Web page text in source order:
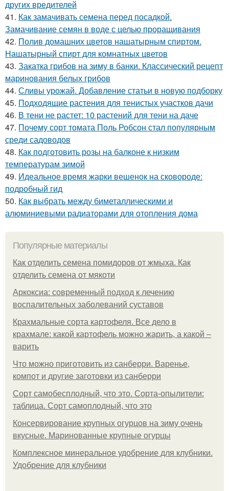
других вредителей
41. Как замачивать семена перед посадкой.
Замачивание семян в воде с целью проращивания
42. Полив домашних цветов нашатырным спиртом.
Нашатырный спирт для комнатных цветов
43. Закатка грибов на зиму в банки. Классический рецепт
маринования белых грибов
44. Сливы урожай. Добавление статьи в новую подборку
45. Подходящие растения для тенистых участков дачи
46. В тени не растет: 10 растений для тени на даче
47. Почему сорт томата Поль Робсон стал популярным
среди садоводов
48. Как подготовить розы на балконе к низким
температурам зимой
49. Идеальное время жарки вешенок на сковороде:
подробный гид
50. Как выбрать между биметаллическими и
алюминиевыми радиаторами для отопления дома
Популярные материалы
Как отделить семена помидоров от жмыха. Как
отделить семена от мякоти
Аркоксиа: современный подход к лечению
воспалительных заболеваний суставов
Крахмальные сорта картофеля. Все дело в
крахмале: какой картофель можно жарить, а какой –
варить
Что можно приготовить из санберри. Варенье,
компот и другие заготовки из санберри
Сорт самобесплодный, что это. Сорта-опылители:
таблица. Сорт самоплодный, что это
Консервирование крупных огурцов на зиму очень
вкусные. Маринованные крупные огурцы
Комплексное минеральное удобрение для клубники.
Удобрение для клубники